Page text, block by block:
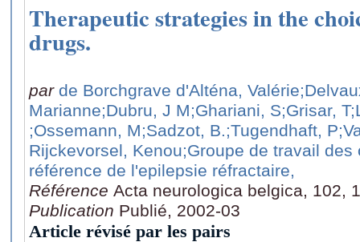
Therapeutic strategies in the
drugs.
par de Borchgrave d'Alténa, Valérie
Marianne;Dubru, J M;Ghariani, S;Grisar, T
;Ossemann, M;Sadzot, B.;Tugendhaft, P
Rijckevorsel, Kenou;Groupe de travail
référence de l'epilepsie réfractaire,
Référence Acta neurologica belgica, 102,
Publication Publié, 2002-03
Article révisé par les pairs